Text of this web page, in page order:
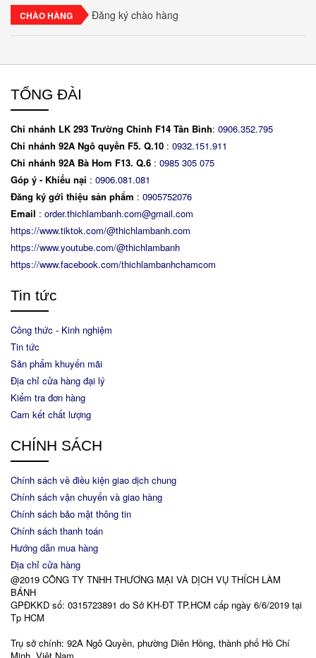
CHÀO HÀNG Đăng ký chào hàng
TỔNG ĐÀI
Chi nhánh LK 293 Trường Chinh F14 Tân Bình: 0906.352.795
Chi nhánh 92A Ngô quyền F5. Q.10 : 0932.151.911
Chi nhánh 92A Bà Hom F13. Q.6 : 0985 305 075
Góp ý - Khiếu nại : 0906.081.081
Đăng ký gới thiệu sản phẩm : 0905752076
Email : order.thichlambanh.com@gmail.com
https://www.tiktok.com/@thichlambanh.com
https://www.youtube.com/@thichlambanh
https://www.facebook.com/thichlambanhchamcom
Tin tức
Công thức - Kinh nghiệm
Tin tức
Sản phẩm khuyến mãi
Địa chỉ cửa hàng đại lý
Kiểm tra đơn hàng
Cam kết chất lượng
CHÍNH SÁCH
Chính sách về điều kiện giao dịch chung
Chính sách vận chuyển và giao hàng
Chính sách bảo mật thông tin
Chính sách thanh toán
Hướng dẫn mua hàng
Địa chỉ cửa hàng
@2019 CÔNG TY TNHH THƯƠNG MẠI VÀ DỊCH VỤ THÍCH LÀM
BÁNH
GPĐKKD số: 0315723891 do Sở KH-ĐT TP.HCM cấp ngày 6/6/2019 tại
Tp HCM
Trụ sở chính: 92A Ngô Quyền, phường Diên Hồng, thành phố Hồ Chí